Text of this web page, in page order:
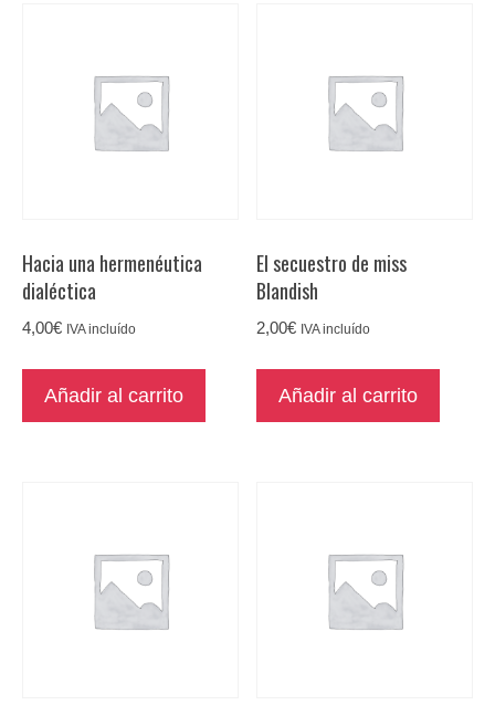
Hacia una hermenéutica
dialéctica
4,00€ IVA incluído
Añadir al carrito
El secuestro de miss
Blandish
2,00€ IVA incluído
Añadir al carrito